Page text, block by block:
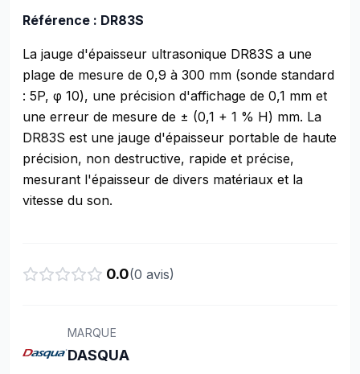
Référence : DR83S
La jauge d'épaisseur ultrasonique DR83S a une
plage de mesure de 0,9 à 300 mm (sonde standard
: 5P, φ 10), une précision d'affichage de 0,1 mm et
une erreur de mesure de ± (0,1 + 1 % H) mm. La
DR83S est une jauge d'épaisseur portable de haute
précision, non destructive, rapide et précise,
mesurant l'épaisseur de divers matériaux et la
vitesse du son.
0.0(0 avis)
MARQUE
DASQUA